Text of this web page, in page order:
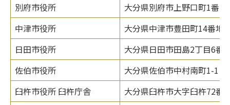
別府市役所
大分県別府市上野口町1番
中津市役所
大分県中津市豊田町14番地3
日田市役所
大分県日田市田島2丁目6番
佐伯市役所
大分県佐伯市中村南町1-1
臼杵市役所 臼杵庁舎
大分県臼杵市大字臼杵72番1